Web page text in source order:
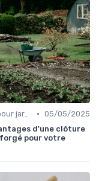
Outils pour jardinage urbain • 05/05/2025
d'une clôture
pour votre